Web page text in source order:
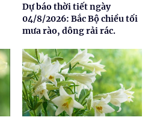
Dự báo thời tiết ngày
04/8/2026: Bắc Bộ chiều tối
mưa rào, dông rải rác.